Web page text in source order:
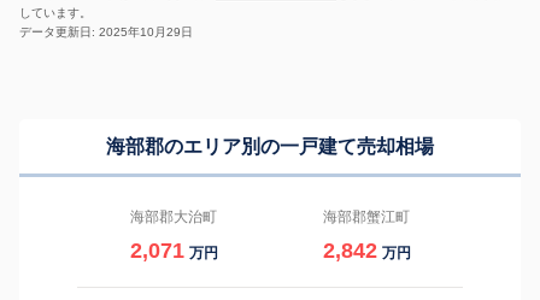
しています。
データ更新日: 2025年10月29日
海部郡のエリア別の一戸建て売却相場
海部郡大治町
2,071 万円
海部郡蟹江町
2,842 万円